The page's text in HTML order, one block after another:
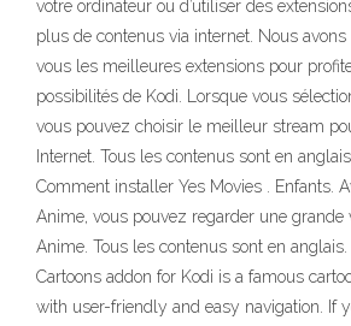
votre ordinateur ou d’utiliser des
plus de contenus via internet. Nous
vous les meilleures extensions pour
possibilités de Kodi. Lorsque vous
vous pouvez choisir le meilleur stream
Internet. Tous les contenus sont en
Comment installer Yes Movies . Enfants.
Anime, vous pouvez regarder une grande
Anime. Tous les contenus sont en
Cartoons addon for Kodi is a famous
with user-friendly and easy navigation. If